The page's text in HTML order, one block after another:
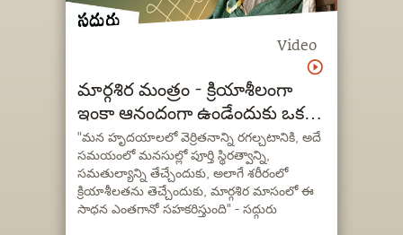
Video
మార్గశిర మంత్రం - క్రియాశీలంగా
ఇంకా ఆనందంగా ఉండేందుకు ఒక
గైడెడ్ ధ్యానం
"మన హృదయాలలో వెర్రితనాన్ని రగల్చటానికి, అదే
సమయంలో మనసుల్లో పూర్తి స్థిరత్వాన్ని,
సమతుల్యాన్ని తేచ్చేందుకు, అలాగే శరీరంలో
క్రియాశీలతను తెచ్చేందుకు, మార్గశిర మాసంలో ఈ
సాధన ఎంతగానో సహకరిస్తుంది" - సద్గురు